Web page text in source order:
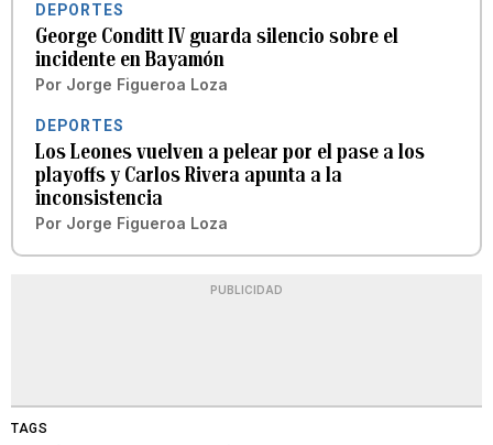
DEPORTES
George Conditt IV guarda silencio sobre el
incidente en Bayamón
Por Jorge Figueroa Loza
DEPORTES
Los Leones vuelven a pelear por el pase a los
playoffs y Carlos Rivera apunta a la
inconsistencia
Por Jorge Figueroa Loza
PUBLICIDAD
TAGS